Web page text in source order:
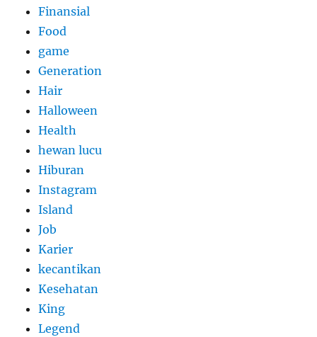
Finansial
Food
game
Generation
Hair
Halloween
Health
hewan lucu
Hiburan
Instagram
Island
Job
Karier
kecantikan
Kesehatan
King
Legend